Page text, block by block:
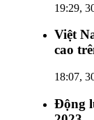
19:29,
Việt
cao
18:07,
Động